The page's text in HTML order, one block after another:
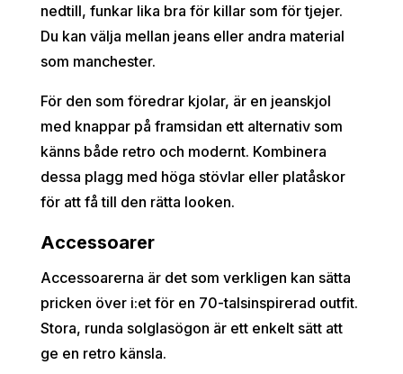
nedtill, funkar lika bra för killar som för tjejer.
Du kan välja mellan jeans eller andra material
som manchester.
För den som föredrar kjolar, är en jeanskjol
med knappar på framsidan ett alternativ som
känns både retro och modernt. Kombinera
dessa plagg med höga stövlar eller platåskor
för att få till den rätta looken.
Accessoarer
Accessoarerna är det som verkligen kan sätta
pricken över i:et för en 70-talsinspirerad outfit.
Stora, runda solglasögon är ett enkelt sätt att
ge en retro känsla.